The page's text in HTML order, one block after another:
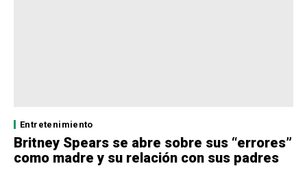
Entretenimiento
Britney Spears se abre sobre sus “errores”
como madre y su relación con sus padres